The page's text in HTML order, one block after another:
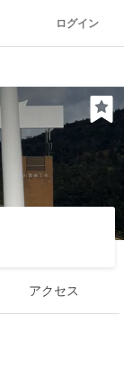
ログイン
アクセス